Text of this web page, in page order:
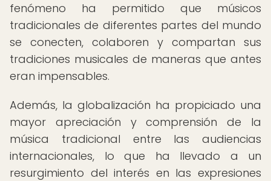
fenómeno ha permitido que músicos
tradicionales de diferentes partes del mundo
se conecten, colaboren y compartan sus
tradiciones musicales de maneras que antes
eran impensables.
Además, la globalización ha propiciado una
mayor apreciación y comprensión de la
música tradicional entre las audiencias
internacionales, lo que ha llevado a un
resurgimiento del interés en las expresiones